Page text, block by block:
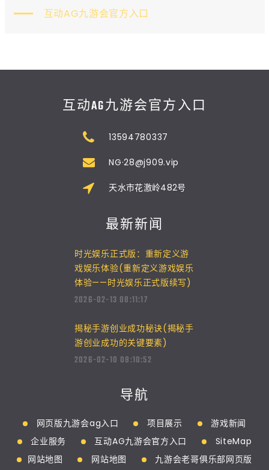
互动AG九游会官方入口
互动AG九游会官方入口
13594780337
NG·28@j909.vip
天水市花激岭482号
最新新闻
时光娱乐正式版：重新定义游
戏娱乐体验(重新定义游戏娱乐
体验——时光娱乐正式版续写)
2026-02-13 08:11:17
揭秘手游创业成功秘诀(揭秘手
游创业成功的关键要素)
2026-02-10 08:10:52
导航
网页版九游会ag入口 项目展示
游戏新闻
企业服务
互动AG九游会官方入口
SiteMap
网站地图
网站地图 九游会老哥俱乐部网页版